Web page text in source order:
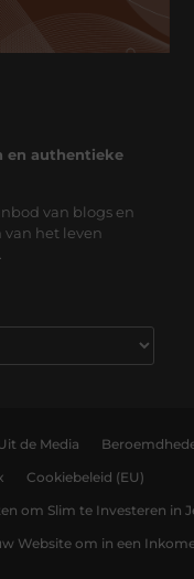
en authentieke
van blogs en
van het leven
de Media
Cookiebeleid (EU)
om Slim te Investeren in
Website om in een